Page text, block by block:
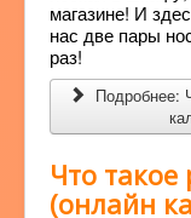
магазине! И
нас две пары
раз!
Подробнее:
Что такое
(онлайн